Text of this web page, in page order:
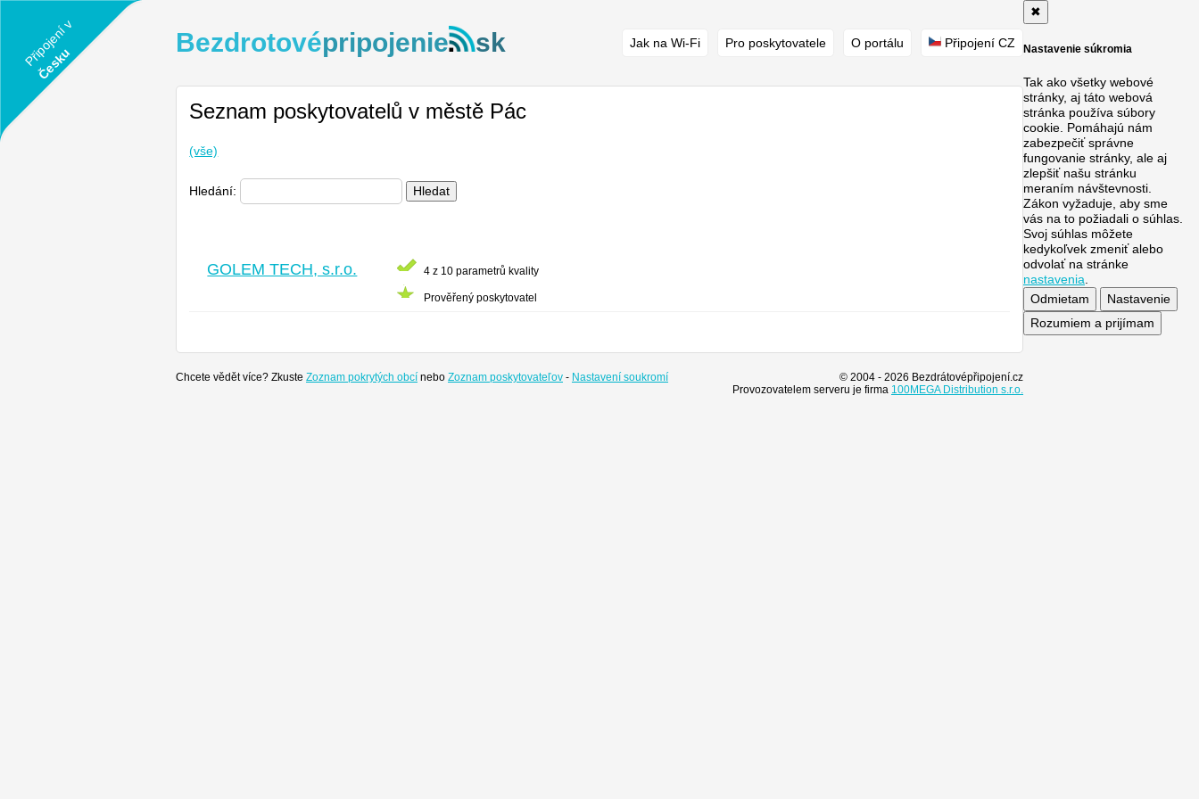
Připojení v
Česku
Bezdrotovépripojenie sk Jak na Wi-Fi Pro poskytovatele O portálu Připojení CZ
Seznam poskytovatelů v městě Pác
(vše)
Hledání: Hledat
GOLEM TECH, s.r.o. 4 z 10 parametrů kvality
Prověřený poskytovatel
Chcete vědět více? Zkuste Zoznam pokrytých obcí nebo Zoznam poskytovateľov - Nastavení soukromí
© 2004 - 2026 Bezdrátovépřipojení.cz
Provozovatelem serveru je firma 100MEGA Distribution s.r.o.
✖
Nastavenie súkromia
Tak ako všetky webové
stránky, aj táto webová
stránka používa súbory
cookie. Pomáhajú nám
zabezpečiť správne
fungovanie stránky, ale aj
zlepšiť našu stránku
meraním návštevnosti.
Zákon vyžaduje, aby sme
vás na to požiadali o súhlas.
Svoj súhlas môžete
kedykoľvek zmeniť alebo
odvolať na stránke
nastavenia
Odmietam
Nastavenie
Rozumiem a prijímam